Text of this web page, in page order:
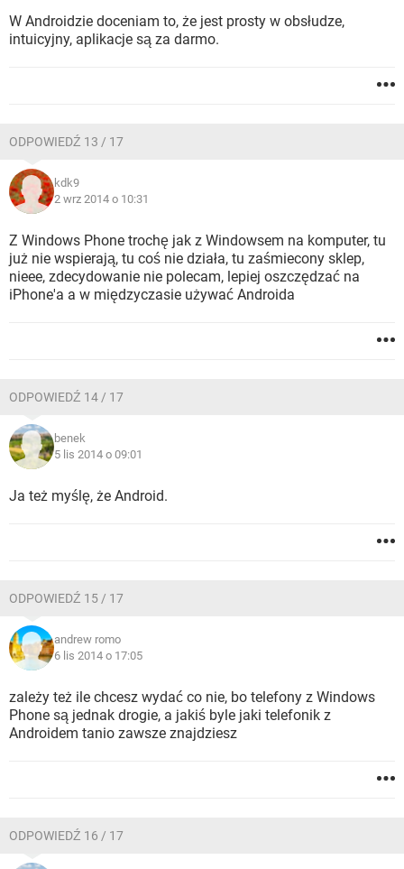
W Androidzie doceniam to, że jest prosty w obsłudze,
intuicyjny, aplikacje są za darmo.
ODPOWIEDŹ 13 / 17
kdk9
2 wrz 2014 o 10:31
Z Windows Phone trochę jak z Windowsem na komputer, tu
już nie wspierają, tu coś nie działa, tu zaśmiecony sklep,
nieee, zdecydowanie nie polecam, lepiej oszczędzać na
iPhone'a a w międzyczasie używać Androida
ODPOWIEDŹ 14 / 17
benek
5 lis 2014 o 09:01
Ja też myślę, że Android.
ODPOWIEDŹ 15 / 17
andrew romo
6 lis 2014 o 17:05
zależy też ile chcesz wydać co nie, bo telefony z Windows
Phone są jednak drogie, a jakiś byle jaki telefonik z
Androidem tanio zawsze znajdziesz
ODPOWIEDŹ 16 / 17